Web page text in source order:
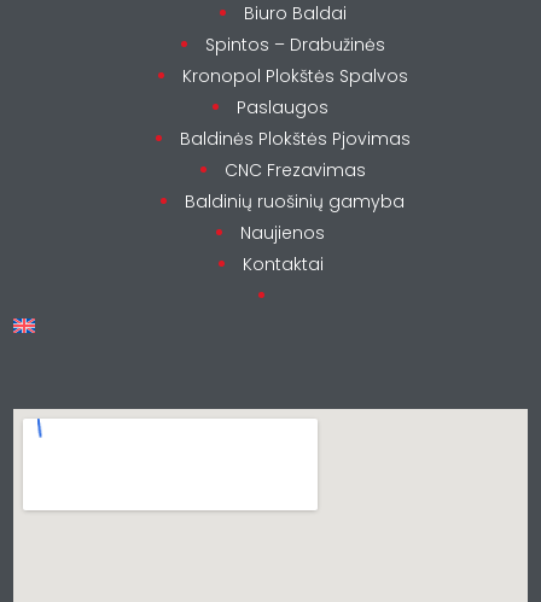
Biuro Baldai
Spintos – Drabužinės
Kronopol Plokštės Spalvos
Paslaugos
Baldinės Plokštės Pjovimas
CNC Frezavimas
Baldinių ruošinių gamyba
Naujienos
Kontaktai